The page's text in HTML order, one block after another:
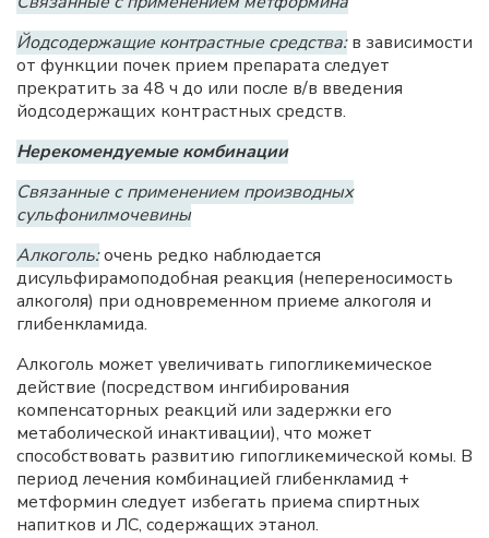
Йодсодержащие контрастные средства:в зависимости
от функции почек прием препарата следует
прекратить за 48 ч до или после в/в введения
йодсодержащих контрастных средств.
Hepекомендуемые комбинации
Связанные с применением производных
сульфонилмочевины
Алкоголь:очень редко наблюдается
дисульфирамоподобная реакция (непереносимость
алкоголя) при одновременном приеме алкоголя и
глибенкламида.
Алкоголь может увеличивать гипогликемическое
действие (посредством ингибирования
компенсаторных реакций или задержки его
метаболической инактивации), что может
способствовать развитию гипогликемической комы. В
период лечения комбинацией глибенкламид +
метформин следует избегать приема спиртных
напитков и ЛС, содержащих этанол.